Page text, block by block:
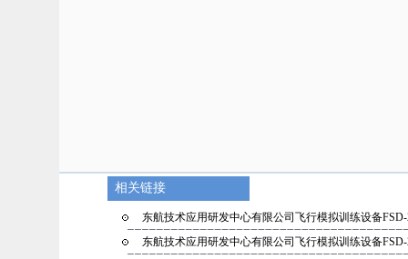
相关链接
东航技术应用研发中心有限公司飞行模拟训练设备
东航技术应用研发中心有限公司飞行模拟训练设备